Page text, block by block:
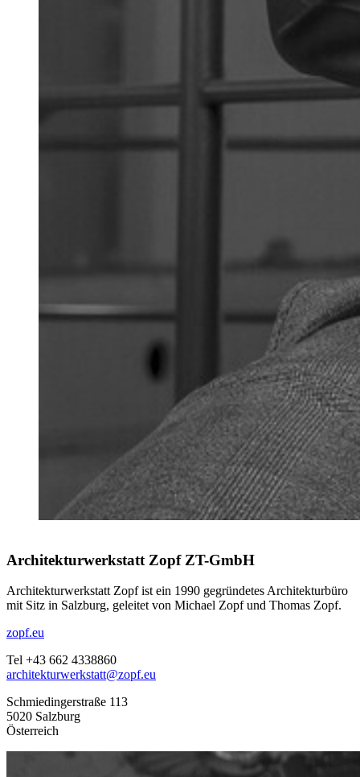
Architekturwerkstatt Zopf ZT-GmbH
Architekturwerkstatt Zopf ist ein 1990 gegründetes Architekturbüro
mit Sitz in Salzburg, geleitet von Michael Zopf und Thomas Zopf.
zopf.eu
Tel +43 662 4338860
architekturwerkstatt@zopf.eu
Schmiedingerstraße 113
5020 Salzburg
Österreich